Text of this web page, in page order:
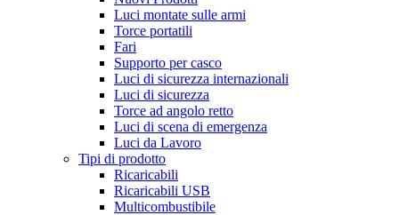
Luci montate sulle armi
Torce portatili
Fari
Supporto per casco
Luci di sicurezza internazionali
Luci di sicurezza
Torce ad angolo retto
Luci di scena di emergenza
Luci da Lavoro
Tipi di prodotto
Ricaricabili
Ricaricabili USB
Multicombustibile